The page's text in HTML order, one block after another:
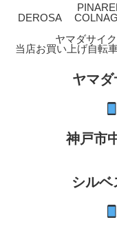
DEROSA
ヤマダサイ
当店お買い上げ自転
ヤマ
神戸市
シル